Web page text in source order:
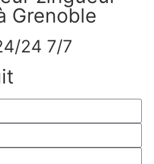
Grenoble
24 7/7